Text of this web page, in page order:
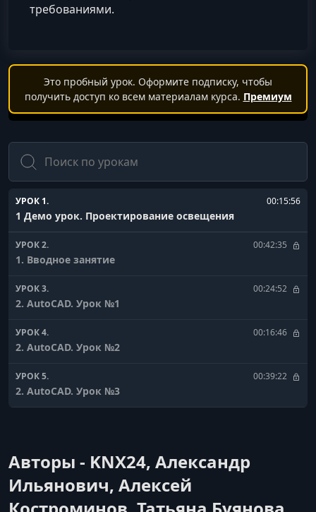
требованиями.
Это пробный урок. Оформите подписку, чтобы
получить доступ ко всем материалам курса. Премиум
Поиск
УРОК 1. 00:15:56
1 Демо урок. Проектирование освещения
УРОК 2. 00:42:35
1. Вводное занятие
УРОК 3. 00:24:52
2. AutoCAD. Урок №1
УРОК 4. 00:16:46
2. AutoCAD. Урок №2
УРОК 5. 00:39:22
2. AutoCAD. Урок №3
УРОК 7.
3. Основы проектирования электроснабжения. Урок
№1
Авторы - KNX24, Александр
Ильянович, Алексей